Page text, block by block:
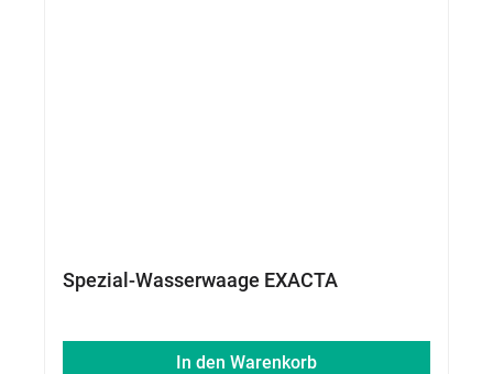
Spezial-Wasserwaage EXACTA
In den Warenkorb